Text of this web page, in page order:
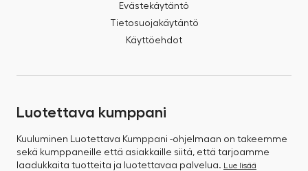
Evästekäytäntö
Tietosuojakäytäntö
Käyttöehdot
Luotettava kumppani
Kuuluminen Luotettava Kumppani -ohjelmaan on takeemme
sekä kumppaneille että asiakkaille siitä, että tarjoamme
laadukkaita tuotteita ja luotettavaa palvelua. Lue lisää